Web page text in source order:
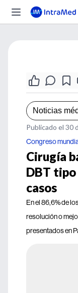
Noticias
Publicado el 30
Congreso
Cirugía
DBT tipo
casos
En el 86,6% de
resolución o
presentados en